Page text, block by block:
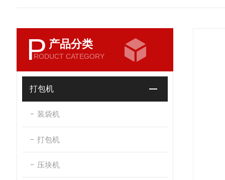
P 产品分类
RODUCT CATEGORY
打包机
装袋机
打包机
压块机